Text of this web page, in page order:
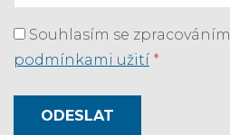
Souhlasím se zpracováním
podmínkami užití *
ODESLAT